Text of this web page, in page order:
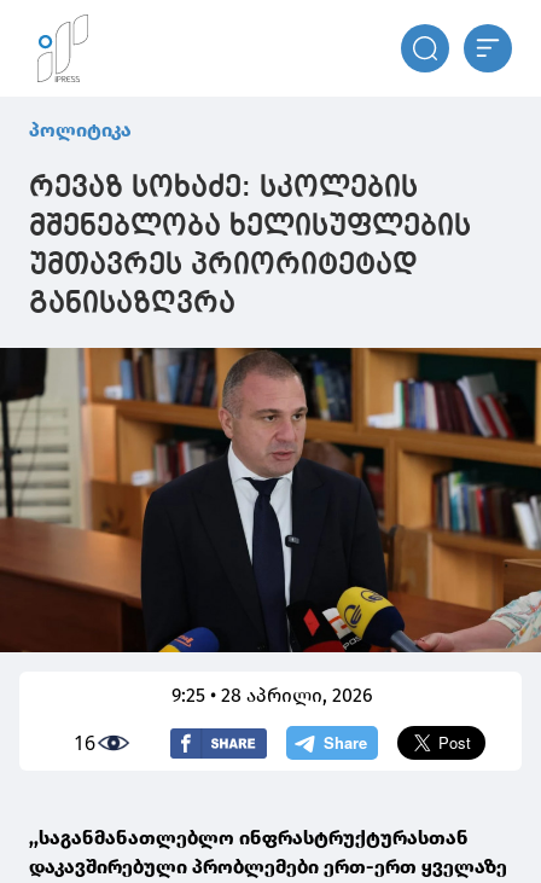
პოლიტიკა
რევაზ სოხაძე: სკოლების
მშენებლობა ხელისუფლების
უმთავრეს პრიორიტეტად
განისაზღვრა
9:25 • 28 აპრილი, 2026
16
,,საგანმანათლებლო ინფრასტრუქტურასთან
დაკავშირებული პრობლემები ერთ-ერთ ყველაზე